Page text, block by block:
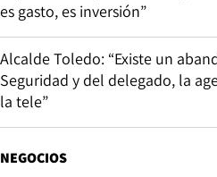
es gasto, es inversión”
Alcalde Toledo: “Existe un
Seguridad y del delegado, la
la tele”
NEGOCIOS